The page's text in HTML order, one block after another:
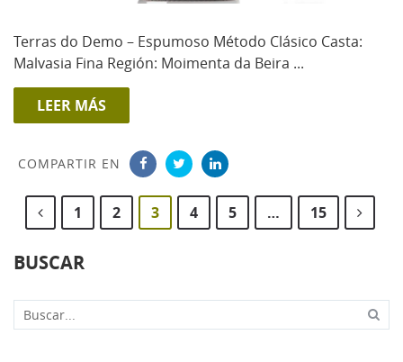
Terras do Demo – Espumoso Método Clásico Casta:
Malvasia Fina Región: Moimenta da Beira ...
LEER MÁS
COMPARTIR EN
1 2 3 4 5 … 15
BUSCAR
Buscar...